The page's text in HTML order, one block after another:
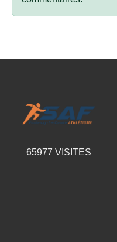
65977 VISITES